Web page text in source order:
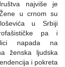
najviše je
u crnom su
u Srbiji
pa i
napada na
ženska ljudska
i pokreta